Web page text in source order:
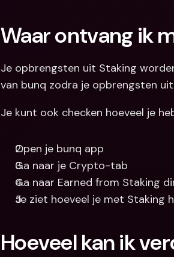
Waar ontvang ik
Je opbrengsten uit Staking
van bunq zodra je opbrengsten
Je kunt ook checken hoeveel je
Open je bunq app
Ga naar je Crypto-tab
Ga naar Earned from Staking
Je ziet hoeveel je met Staking
Hoeveel kan ik